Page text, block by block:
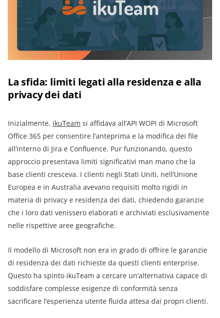
La sfida: limiti legati alla residenza e alla
privacy dei dati
Inizialmente, ikuTeam si affidava all’API WOPI di Microsoft
Office 365 per consentire l’anteprima e la modifica dei file
all’interno di Jira e Confluence. Pur funzionando, questo
approccio presentava limiti significativi man mano che la
base clienti cresceva. I clienti negli Stati Uniti, nell’Unione
Europea e in Australia avevano requisiti molto rigidi in
materia di privacy e residenza dei dati, chiedendo garanzie
che i loro dati venissero elaborati e archiviati esclusivamente
nelle rispettive aree geografiche.
Il modello di Microsoft non era in grado di offrire le garanzie
di residenza dei dati richieste da questi clienti enterprise.
Questo ha spinto ikuTeam a cercare un’alternativa capace di
soddisfare complesse esigenze di conformità senza
sacrificare l’esperienza utente fluida attesa dai propri clienti.